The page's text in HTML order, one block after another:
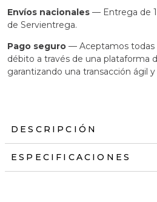
Envíos nacionales — Entrega de 1
de Servientrega.
Pago seguro — Aceptamos todas
débito a través de una plataforma
garantizando una transacción ágil
DESCRIPCIÓN
ESPECIFICACIONES